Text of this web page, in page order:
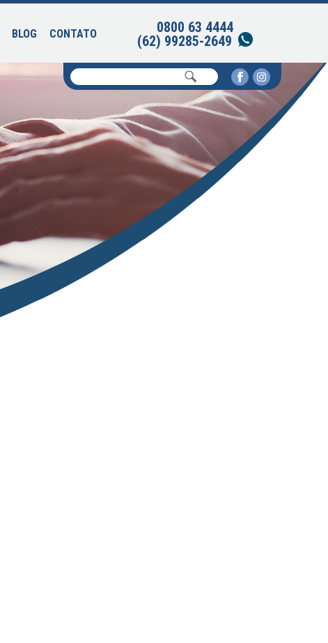
BLOG CONTATO
0800 63 4444
(62) 99285-2649